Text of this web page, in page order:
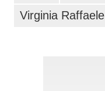
Virginia Raffaele